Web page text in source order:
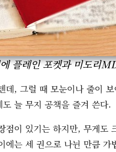
플레인 포켓과 미도리
데, 그럴 때 모눈이나 줄이
늘 무지 공책을 즐겨 쓴다.
점이 있기는 하지만, 무게도
에는 세 권으로 나뉜 만큼